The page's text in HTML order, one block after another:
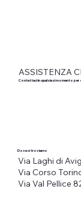
Contattaci in qualsiasi momento
ASSISTENZA
Dove ci troviamo
Via Laghi di
Via Val Pellice
Via Corso